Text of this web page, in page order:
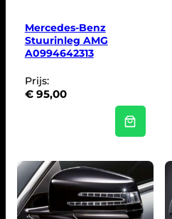
Mercedes-Benz
Stuurinleg AMG
A0994642313
Prijs:
€95,00